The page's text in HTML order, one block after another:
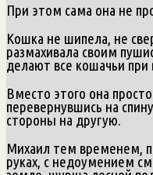
При этом сама она не
Кошка не шипела, не
размахивала своим
делают все кошачьи при
Вместо этого она
перевернувшись на
стороны на другую.
Михаил тем временем,
руках, с недоумением